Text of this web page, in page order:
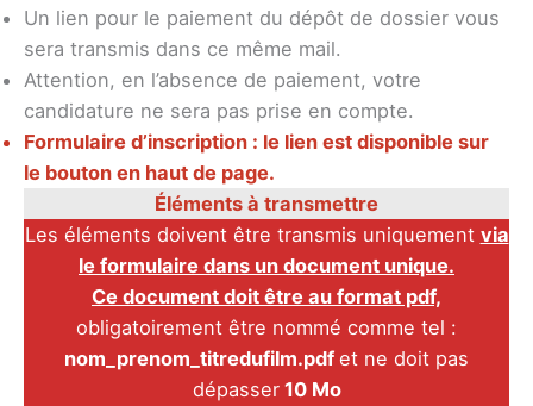
Un lien pour le paiement du dépôt de dossier vous
sera transmis dans ce même mail.
Attention, en l’absence de paiement, votre
candidature ne sera pas prise en compte.
Formulaire d’inscription : le lien est disponible sur
le bouton en haut de page.
Éléments à transmettre
Les éléments doivent être transmis uniquement via
le formulaire dans un document unique.
Ce document doit être au format pdf,
obligatoirement être nommé comme tel :
nom_prenom_titredufilm.pdf et ne doit pas
dépasser10 Mo